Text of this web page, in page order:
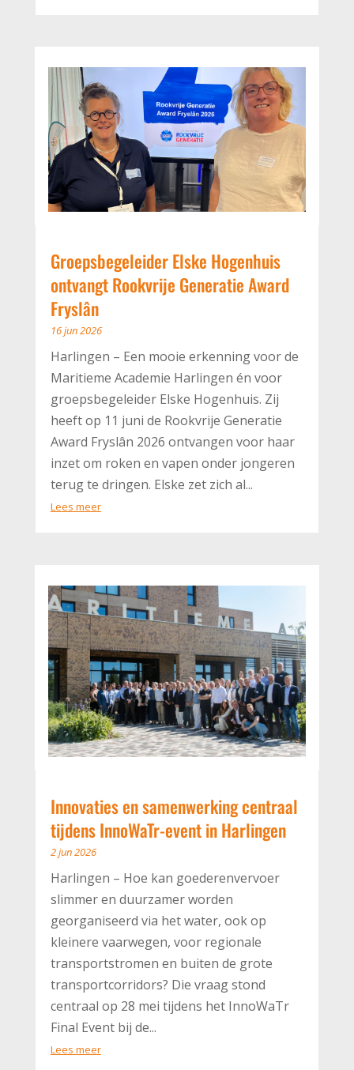
Groepsbegeleider Elske Hogenhuis
ontvangt Rookvrije Generatie Award
Fryslân
16 jun 2026
Harlingen – Een mooie erkenning voor de
Maritieme Academie Harlingen én voor
groepsbegeleider Elske Hogenhuis. Zij
heeft op 11 juni de Rookvrije Generatie
Award Fryslân 2026 ontvangen voor haar
inzet om roken en vapen onder jongeren
terug te dringen. Elske zet zich al...
Lees meer
Innovaties en samenwerking centraal
tijdens InnoWaTr-event in Harlingen
2 jun 2026
Harlingen – Hoe kan goederenvervoer
slimmer en duurzamer worden
georganiseerd via het water, ook op
kleinere vaarwegen, voor regionale
transportstromen en buiten de grote
transportcorridors? Die vraag stond
centraal op 28 mei tijdens het InnoWaTr
Final Event bij de...
Lees meer